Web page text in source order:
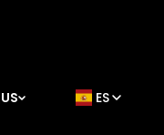
US ES